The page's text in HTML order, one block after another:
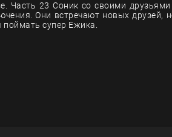
Часть 23 Соник со своими
Они встречают новых друзей,
супер Ежика.